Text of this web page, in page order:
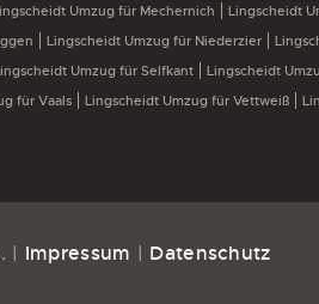
Umzug für Mechernich
Lingscheidt
Lingscheidt Umzug für Niederzier
Umzug für Selfkant
Lingscheidt
für Vaals Lingscheidt Umzug für Vettweiß
| Impressum | Datenschutz